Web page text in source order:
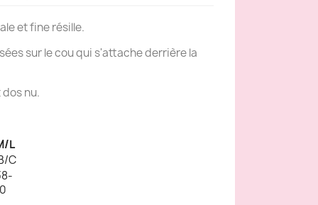
et fine résille.
sur le cou qui s'attache derrière la
nu.
L
C